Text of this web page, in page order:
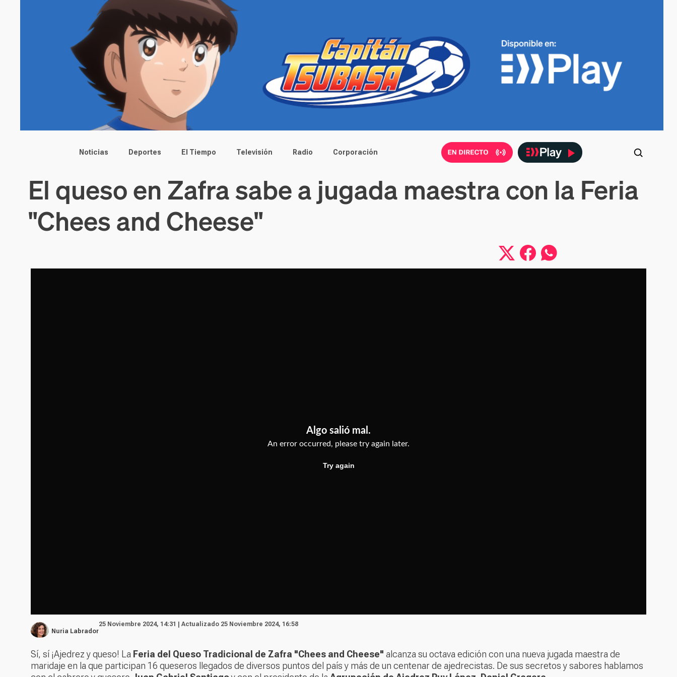
Main menu
Noticias Deportes El Tiempo Televisión Radio Corporación
El queso en Zafra sabe a jugada maestra con la Feria
"Chees and Cheese"
Nuria Labrador
25 Noviembre 2024, 14:31 | Actualizado 25 Noviembre 2024, 16:58
Sí, sí ¡Ajedrez y queso! La Feria del Queso Tradicional de Zafra "Chees and Cheese" alcanza su octava edición con una nueva jugada maestra de
maridaje en la que participan 16 queseros llegados de diversos puntos del país y más de un centenar de ajedrecistas. De sus secretos y sabores hablamos